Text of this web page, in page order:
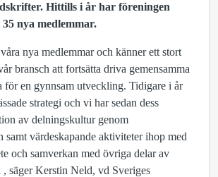
Hittills i år har föreningen
nya medlemmar.
nya medlemmar och känner ett stort
bransch att fortsätta driva gemensamma
för en gynnsam utveckling. Tidigare i år
strategi och vi har sedan dess
av delningskultur genom
samt värdeskapande aktiviteter ihop med
och samverkan med övriga delar av
, säger Kerstin Neld, vd Sveriges